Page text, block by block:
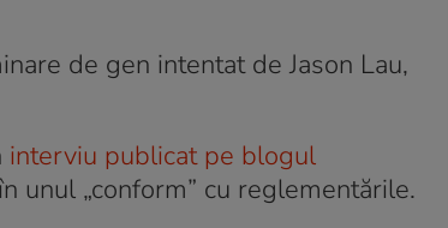
de gen intentat de Jason Lau,
interviu publicat pe blogul
unul „conform” cu reglementările.